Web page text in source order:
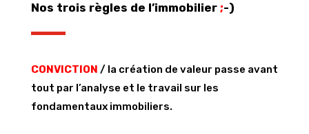
Nos trois règles de l’immobilier ;-)
CONVICTION / la création de valeur passe avant
tout par l’analyse et le travail sur les
fondamentaux immobiliers.